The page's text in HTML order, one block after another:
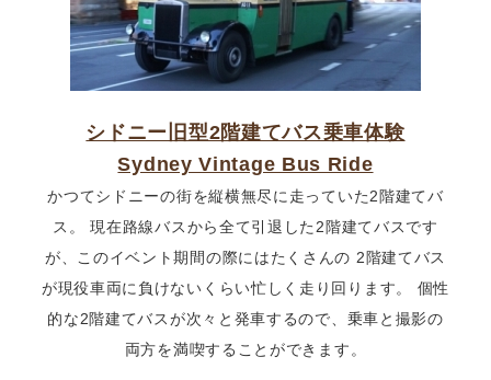
シドニー旧型2階建てバス乗車体験
Sydney Vintage Bus Ride
かつてシドニーの街を縦横無尽に走っていた2階建てバ
ス。 現在路線バスから全て引退した2階建てバスです
が、このイベント期間の際にはたくさんの 2階建てバス
が現役車両に負けないくらい忙しく走り回ります。 個性
的な2階建てバスが次々と発車するので、乗車と撮影の
両方を満喫することができます。